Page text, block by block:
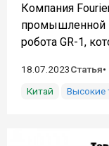
Компания
промышленной
робота GR-1,
18.07.2023Статья
Китай
Высокие